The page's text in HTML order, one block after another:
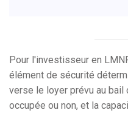
Pour l'investisseur en
élément de sécurité
verse le loyer prévu au bail
occupée ou non, et la